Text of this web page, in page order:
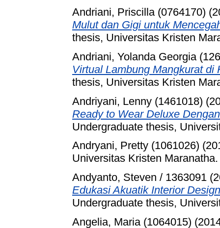
Andriani, Priscilla (0764170)
Mulut dan Gigi untuk
thesis, Universitas Kristen
Andriani, Yolanda Georgia
Virtual Lambung Mangkurat di
thesis, Universitas Kristen
Andriyani, Lenny (1461018)
Ready to Wear Deluxe
Undergraduate thesis,
Andryani, Pretty (1061026)
Universitas Kristen Maranatha.
Andyanto, Steven / 1363091
Edukasi Akuatik Interior
Undergraduate thesis,
Angelia, Maria (1064015)